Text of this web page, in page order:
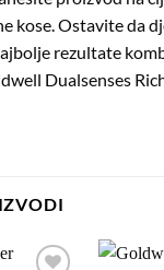
kose. Ostavite da
rezultate
Dualsenses